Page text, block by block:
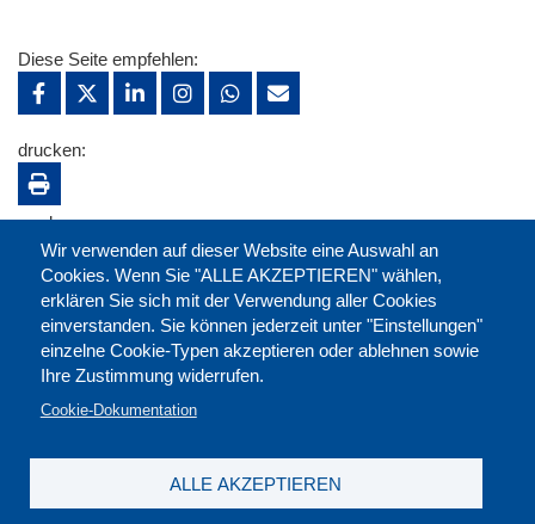
Wir verwenden auf dieser Website eine Auswahl an
Cookies. Wenn Sie "ALLE AKZEPTIEREN" wählen,
erklären Sie sich mit der Verwendung aller Cookies
einverstanden. Sie können jederzeit unter "Einstellungen"
einzelne Cookie-Typen akzeptieren oder ablehnen sowie
Ihre Zustimmung widerrufen.
Cookie-Dokumentation
ALLE AKZEPTIEREN
Diese Seite empfehlen:
drucken:
merken: